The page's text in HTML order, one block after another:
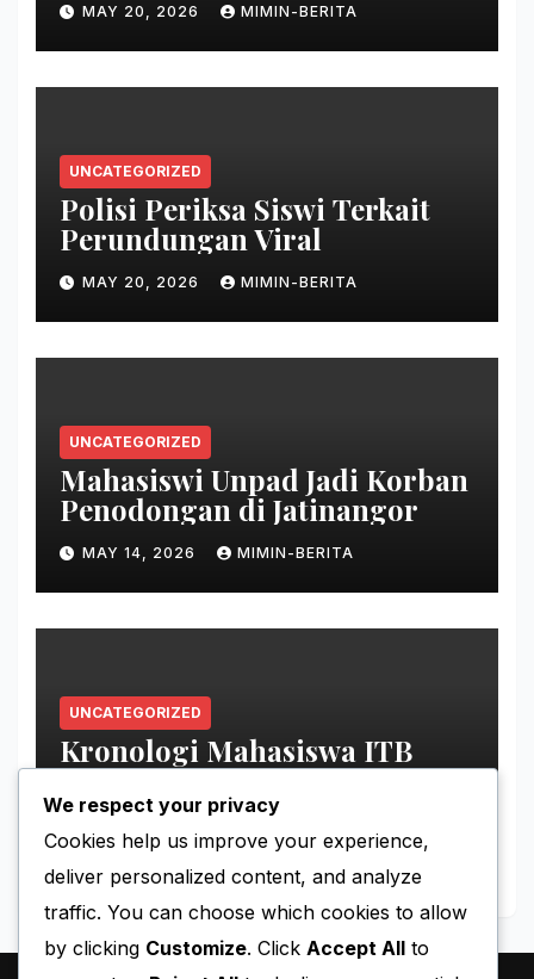
MAY 20, 2026 MIMIN-BERITA
UNCATEGORIZED
Polisi Periksa Siswi Terkait
Perundungan Viral
MAY 20, 2026 MIMIN-BERITA
UNCATEGORIZED
Mahasiswi Unpad Jadi Korban
Penodongan di Jatinangor
MAY 14, 2026 MIMIN-BERITA
UNCATEGORIZED
Kronologi Mahasiswa ITB
Hilang di Gunung Puntang
We respect your privacy
Cookies help us improve your experience,
deliver personalized content, and analyze
traffic. You can choose which cookies to allow
by clicking Customize. Click Accept All to